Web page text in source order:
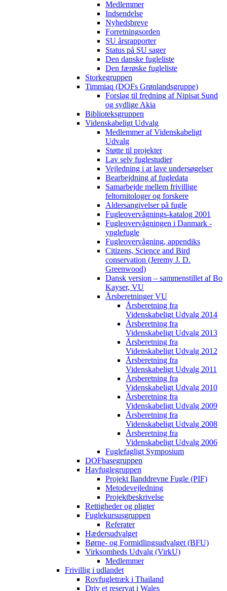
Medlemmer
Indsendelse
Nyhedsbreve
Forretningsorden
SU årsrapporter
Status på SU sager
Den danske fugleliste
Den færøske fugleliste
Storkegruppen
Timmiaq (DOFs Grønlandsgruppe)
Forslag til fredning af Nipisat Sund
og sydlige Akia
Biblioteksgruppen
Videnskabeligt Udvalg
Medlemmer af Videnskabeligt
Udvalg
Støtte til projekter
Lav selv fuglestudier
Vejledning i at lave undersøgelser
Bearbejdning af fugledata
Samarbejde mellem frivillige
feltornitologer og forskere
Aldersangivelser på fugle
Fugleovervågnings-katalog 2001
Fugleovervågningen i Danmark -
ynglefugle
Fugleovervågning, appendiks
Citizens, Science and Bird
conservation (Jeremy J. D.
Greenwood)
Dansk version – sammenstillet af Bo
Kayser, VU
Årsberetninger VU
Årsberetning fra
Videnskabeligt Udvalg 2014
Årsberetning fra
Videnskabeligt Udvalg 2013
Årsberetning fra
Videnskabeligt Udvalg 2012
Årsberetning fra
Videnskabeligt Udvalg 2011
Årsberetning fra
Videnskabeligt Udvalg 2010
Årsberetning fra
Videnskabeligt Udvalg 2009
Årsberetning fra
Videnskabeligt Udvalg 2008
Årsberetning fra
Videnskabeligt Udvalg 2006
Fuglefagligt Symposium
DOFbasegruppen
Havfuglegruppen
Projekt Ilanddrevne Fugle (PIF)
Metodevejledning
Projektbeskrivelse
Rettigheder og pligter
Fuglekursusgruppen
Referater
Hædersudvalget
Børne- og Formidlingsudvalget (BFU)
Virksomheds Udvalg (VirkU)
Medlemmer
Frivillig i udlandet
Rovfugletræk i Thailand
Driv et reservat i Wales